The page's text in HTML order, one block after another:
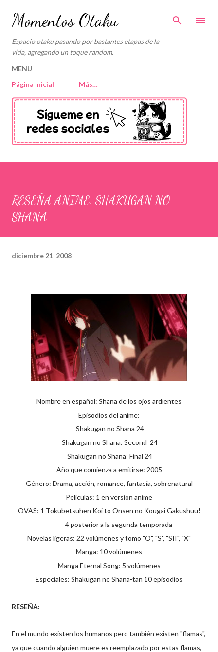
Ir al contenido principal
Momentos Otaku
Espacio otaku pasando por bastantes etapas de la
vida, agregando un toque random.
MENU
Página Inicial
Más…
RESEÑA ANIME: SHAKUGAN NO
SHANA
diciembre 21, 2008
Nombre en español: Shana de los ojos ardientes
Episodios del anime:
Shakugan no Shana 24
Shakugan no Shana: Second 24
Shakugan no Shana: Final 24
Año que comienza a emitirse: 2005
Género: Drama, acción, romance, fantasía, sobrenatural
Películas: 1 en versión anime
OVAS: 1 Tokubetsuhen Koi to Onsen no Kougai Gakushuu!
4 posterior a la segunda temporada
Novelas ligeras: 22 volúmenes y tomo "O", "S", "SII", "X"
Manga: 10 volúmenes
Manga Eternal Song: 5 volúmenes
Especiales: Shakugan no Shana-tan 10 episodios
RESEÑA:
En el mundo existen los humanos pero también existen "flamas",
ya que cuando alguien muere es reemplazado por estas flamas,